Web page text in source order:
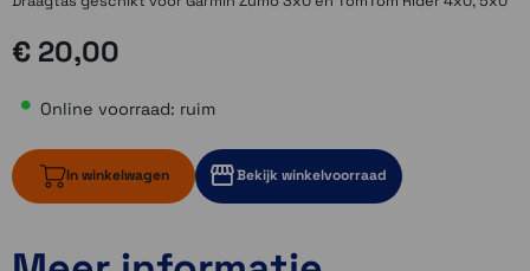
€ 20,00
Online voorraad: ruim
In winkelwagen Bekijk winkelvoorraad
ruim op voorraad